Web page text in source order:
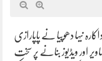
نیہا دھوپیا نے پاپارازی
اور ویڈیوز بنانے پر سخت